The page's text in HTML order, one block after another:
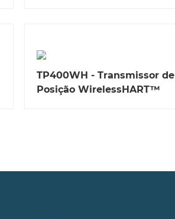
TP400WH - Transmissor de
Posição WirelessHART™